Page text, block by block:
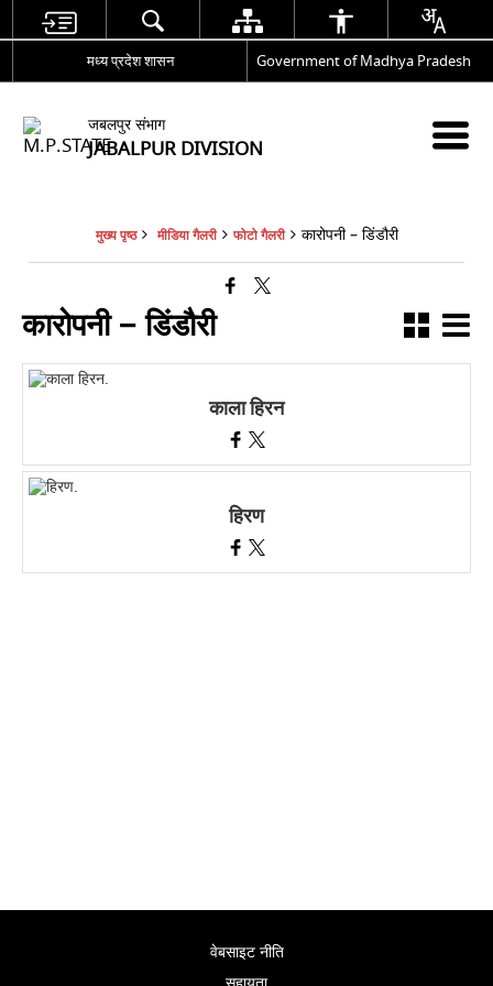
मध्य प्रदेश शासन Government of Madhya Pradesh
जबलपुर संभाग
JABALPUR DIVISION
मुख्य पृष्ठ मीडिया गैलरी फोटो गैलरी कारोपनी – डिंडौरी
कारोपनी – डिंडौरी
काला हिरन
हिरण
वेबसाइट नीति